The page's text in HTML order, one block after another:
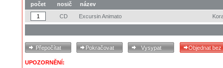
počet nosič název
CD
Excursin Animato
UPOZORNĚNÍ: